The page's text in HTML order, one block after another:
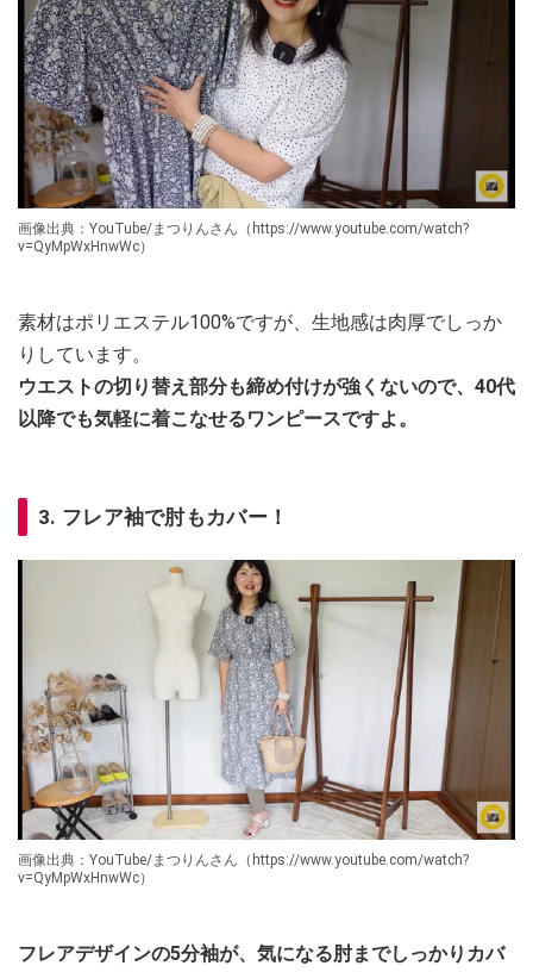
画像出典：YouTube/まつりんさん（https://www.youtube.com/watch?
v=QyMpWxHnwWc）
素材はポリエステル100%ですが、生地感は肉厚でしっか
りしています。
ウエストの切り替え部分も締め付けが強くないので、40代
以降でも気軽に着こなせるワンピースですよ。
3. フレア袖で肘もカバー！
画像出典：YouTube/まつりんさん（https://www.youtube.com/watch?
v=QyMpWxHnwWc）
フレアデザインの5分袖が、気になる肘までしっかりカバ